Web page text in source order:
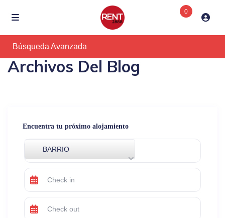
0
Búsqueda Avanzada
Archivos Del Blog
Encuentra tu próximo alojamiento
BARRIO